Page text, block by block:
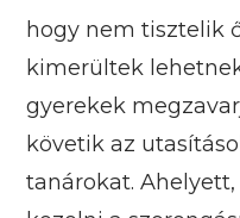
hogy nem tisztelik
kimerültek
gyerekek
követik az
tanárokat.